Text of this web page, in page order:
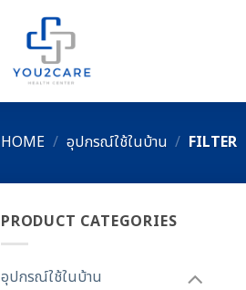
HOME / อุปกรณ์ใช้ในบ้าน / FILTER
PRODUCT CATEGORIES
อุปกรณ์ใช้ในบ้าน